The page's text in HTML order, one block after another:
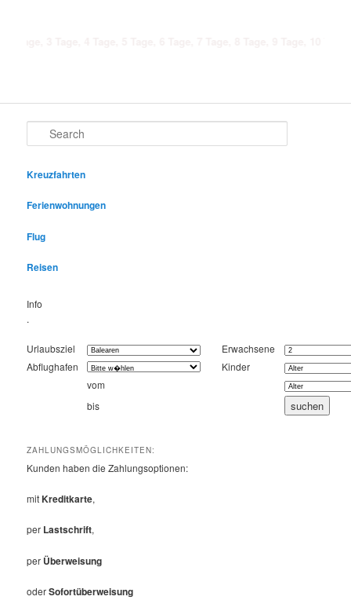
Search
Kreuzfahrten
Ferienwohnungen
Flug
Reisen
Info
.
Urlaubsziel
Erwachsene
Abflughafen
Kinder
vom
bis
ZAHLUNGSMÖGLICHKEITEN:
Kunden haben die Zahlungsoptionen:
mitKreditkarte,
per Lastschrift,
per Überweisung
oderSofortüberweisung